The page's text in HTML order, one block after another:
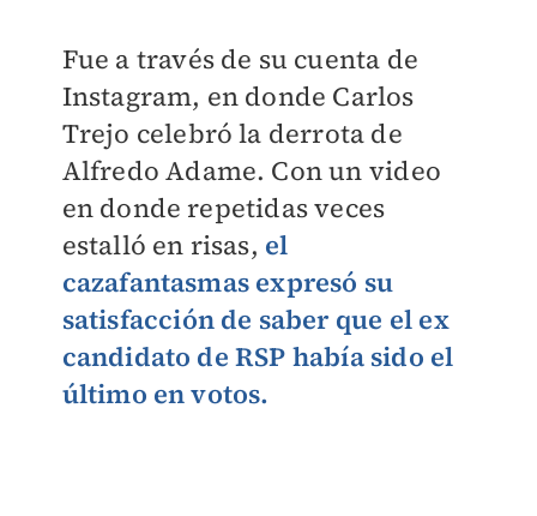
Fue a través de su cuenta de
Instagram, en donde Carlos
Trejo celebró la derrota de
Alfredo Adame. Con un video
en donde repetidas veces
estalló en risas, el
cazafantasmas expresó su
satisfacción de saber que el ex
candidato de RSP había sido el
último en votos.